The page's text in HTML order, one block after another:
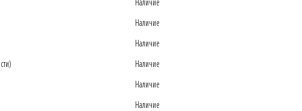
Наличие
Наличие
Наличие
Наличие
Наличие